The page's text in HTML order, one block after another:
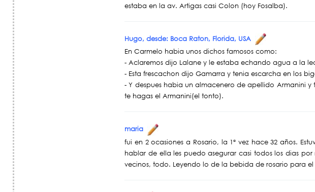
estaba en la av. Artigas casi Colon (hoy Fosalba).
Hugo, desde: Boca Raton, Florida, USA
En Carmelo habia unos dichos famosos como:
- Aclaremos dijo Lalane y le estaba echando agua a la
- Esta frescachon dijo Gamarra y tenia escarcha en los
- Y despues habia un almacenero de apellido Armanini
te hagas el Armanini(el tonto).
maria
fui en 2 ocasiones a Rosario, la 1ª vez hace 32 años.
hablar de ella les puedo asegurar casi todos los dias
vecinos, todo. Leyendo lo de la bebida de rosario para